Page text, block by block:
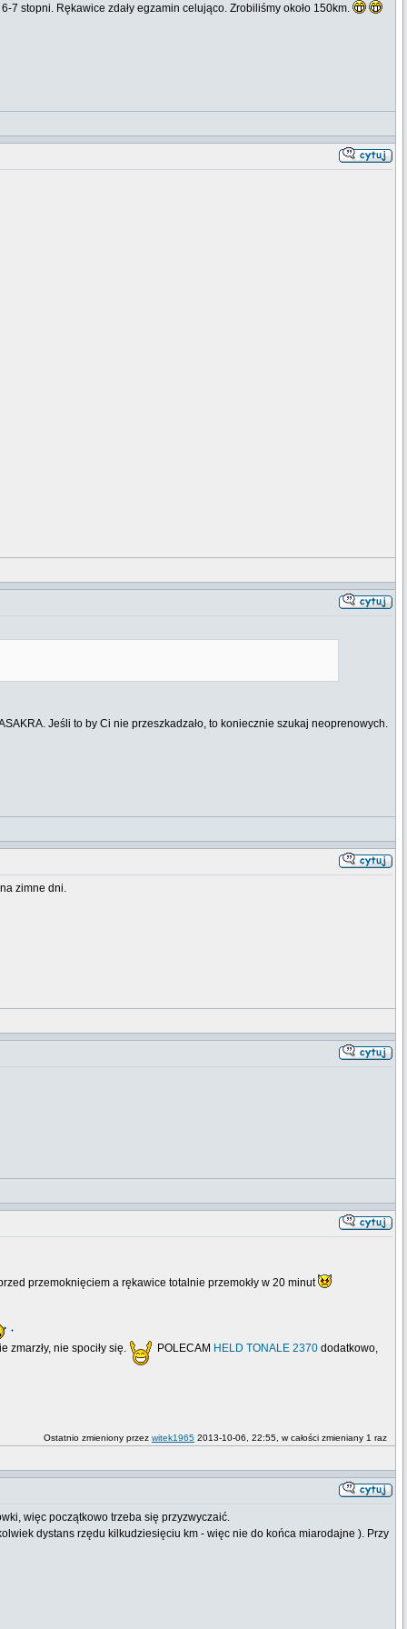
7 stopni. Rękawice zdały egzamin celująco. Zrobiliśmy około 150km.
Jeśli to by Ci nie przeszkadzało, to koniecznie szukaj neoprenowych.
zimne dni.
przemoknięciem a rękawice totalnie przemokły w 20 minut
zmarzły, nie spociły się. POLECAM HELD TONALE 2370 dodatkowo,
Ostatnio zmieniony przez witek1965 2013-10-06, 22:55, w całości zmieniany 1 raz
więc początkowo trzeba się przyzwyczaić.
dystans rzędu kilkudziesięciu km - więc nie do końca miarodajne ). Przy